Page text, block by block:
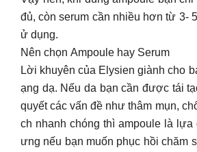
đủ, còn serum cần nhiều hơn từ 3-
ử dụng.
Nên chọn Ampoule hay Serum
Lời khuyên của Elysien giành cho
ạng dạ. Nếu da bạn cần được tái
quyết các vấn đề như thâm mụn,
ch nhanh chóng thì ampoule là lựa
ưng nếu bạn muốn phục hồi chăm